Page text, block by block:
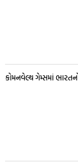
કોમનવેલ્થ ગેમ્સમાં